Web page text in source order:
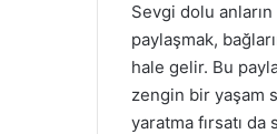
Sevgi dolu
paylaşmak,
hale gelir. Bu
zengin bir yaşam
yaratma fırsatı